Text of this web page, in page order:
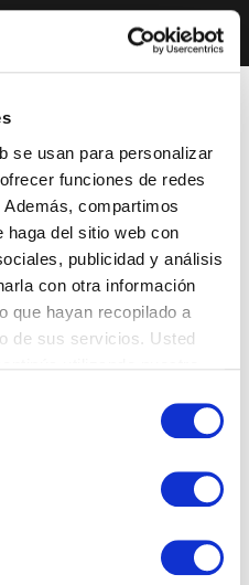
se usan para personalizar
funciones de redes
compartimos
haga del sitio web con
publicidad y análisis
con otra información
que hayan recopilado a
de sus servicios. Usted